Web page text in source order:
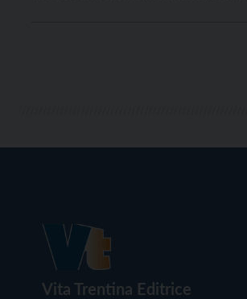
Vita Trentina Editrice